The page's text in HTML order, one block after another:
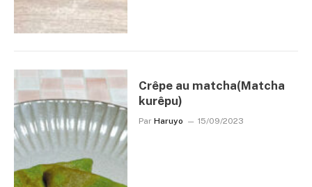
Crêpe au matcha(Matcha
kurêpu)
Par Haruyo 15/09/2023